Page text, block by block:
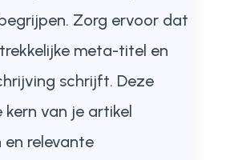
Zorg ervoor dat
meta-titel en
schrijft. Deze
kern van je artikel
en relevante